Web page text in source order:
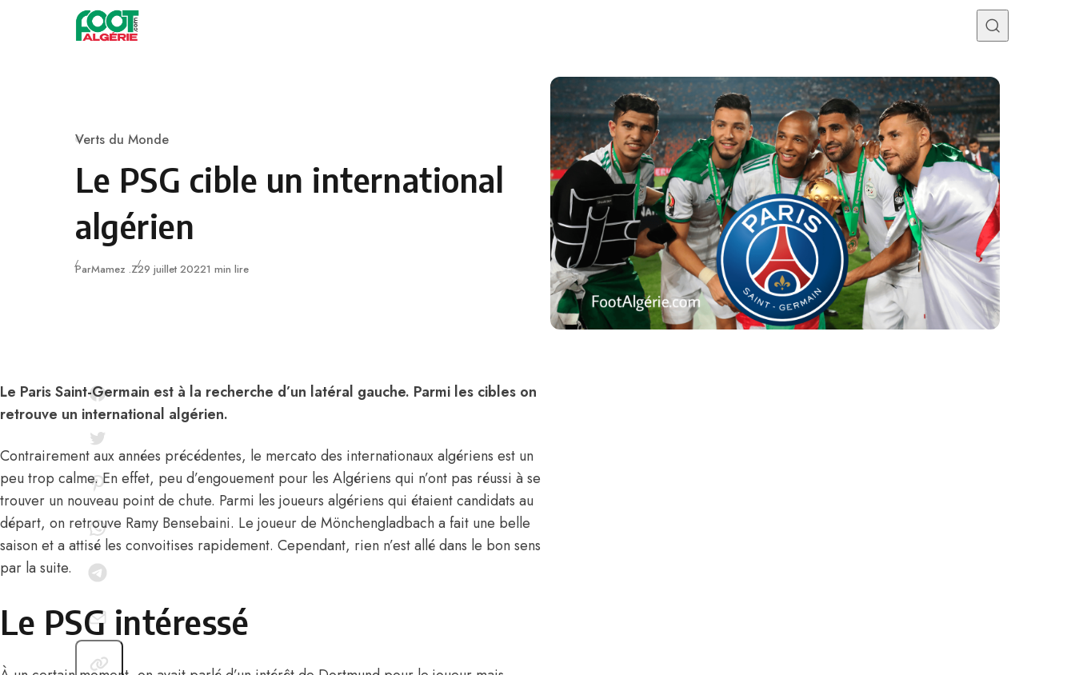
Skip to content
Category
Verts du Monde
Le PSG cible un international
algérien
ParMamez .ZPublié
29 juillet 20221 min lire
Le Paris Saint-Germain est à la recherche d’un latéral gauche. Parmi les cibles on
retrouve un international algérien.
Contrairement aux années précédentes, le mercato des internationaux algériens est un
peu trop calme. En effet, peu d’engouement pour les Algériens qui n’ont pas réussi à se
trouver un nouveau point de chute. Parmi les joueurs algériens qui étaient candidats au
départ, on retrouve Ramy Bensebaini. Le joueur de Mönchengladbach a fait une belle
saison et a attisé les convoitises rapidement. Cependant, rien n’est allé dans le bon sens
par la suite.
Le PSG intéressé